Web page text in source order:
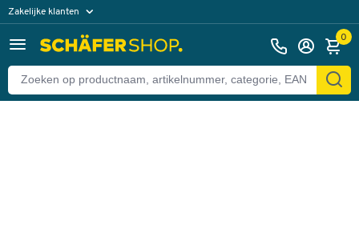
Zakelijke klanten
Particuliere klanten 0
Terug